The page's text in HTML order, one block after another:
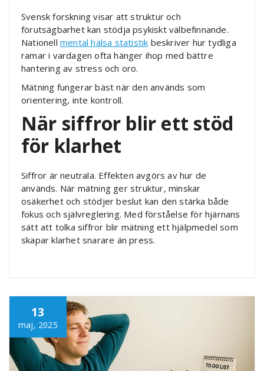
Svensk forskning visar att struktur och
förutsägbarhet kan stödja psykiskt välbefinnande.
Nationell mental hälsa statistik beskriver hur tydliga
ramar i vardagen ofta hänger ihop med bättre
hantering av stress och oro.
Mätning fungerar bäst när den används som
orientering, inte kontroll.
När siffror blir ett stöd
för klarhet
Siffror är neutrala. Effekten avgörs av hur de
används. När mätning ger struktur, minskar
osäkerhet och stödjer beslut kan den stärka både
fokus och självreglering. Med förståelse för hjärnans
sätt att tolka siffror blir mätning ett hjälpmedel som
skapar klarhet snarare än press.
13
maj, 2025